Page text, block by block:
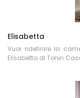
Elisabetta
Vuoi ridefinire la
Elisabetta di Tonin